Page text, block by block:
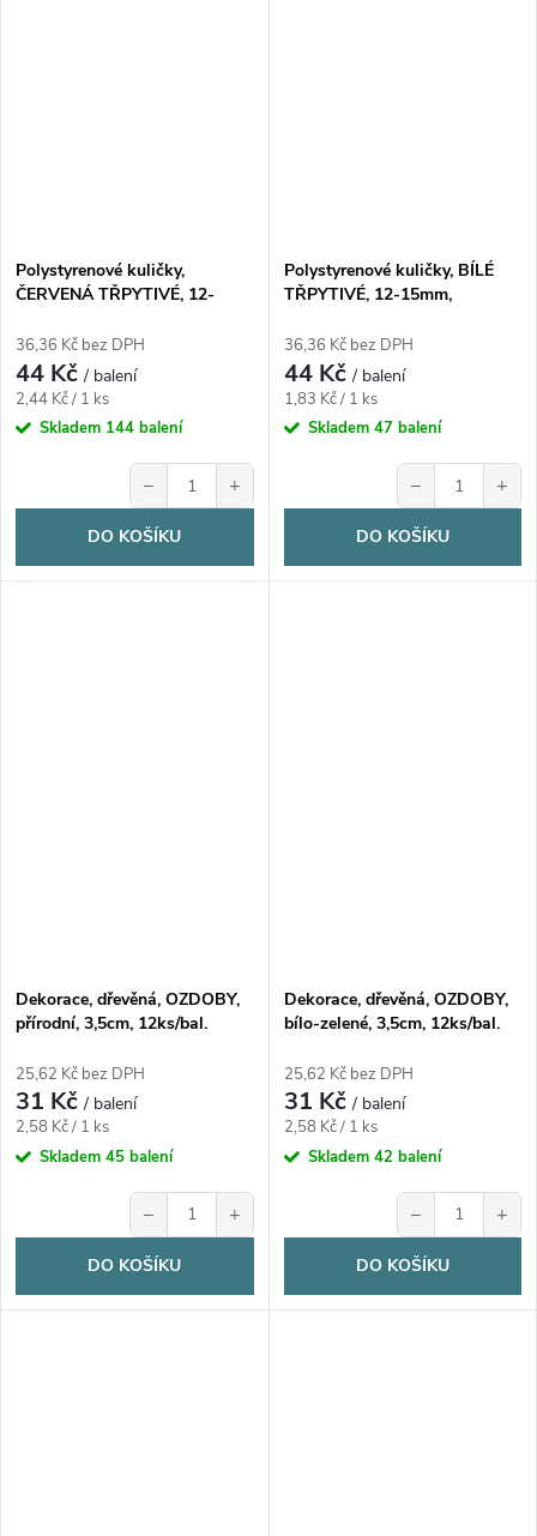
Polystyrenové kuličky,
ČERVENÁ TŘPYTIVÉ, 12-
36,36 Kč bez DPH
44 Kč/ balení
Měrná
cena:
2,44 Kč / 1 ks
Skladem 144 balení
− +
DO KOŠÍKU
Polystyrenové kuličky, BÍLÉ
TŘPYTIVÉ, 12-15mm,
36,36 Kč bez DPH
44 Kč/ balení
Měrná
cena:
1,83 Kč / 1 ks
Skladem 47 balení
− +
DO KOŠÍKU
Dekorace, dřevěná, OZDOBY,
přírodní, 3,5cm, 12ks/bal.
25,62 Kč bez DPH
31 Kč/ balení
Měrná
cena:
2,58 Kč / 1 ks
Skladem 45 balení
− +
DO KOŠÍKU
Dekorace, dřevěná, OZDOBY,
bílo-zelené, 3,5cm, 12ks/bal.
25,62 Kč bez DPH
31 Kč/ balení
Měrná
cena:
2,58 Kč / 1 ks
Skladem 42 balení
− +
DO KOŠÍKU